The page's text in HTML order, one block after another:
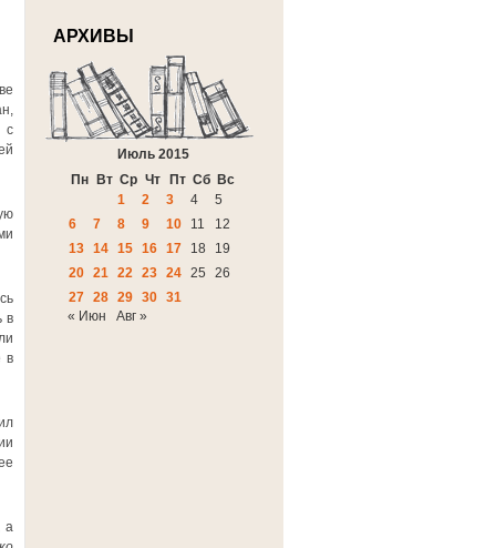
с
в
в
а
АРХИВЫ
Июль 2015
Пн
Вт Ср Чт Пт Сб Вс
1
2 3 4
5
6
7 8 9 10 11
12
13 14 15 16 17 18
19
20 21 22 23 24 25
26
27 28 29 30 31
« Июн
Авг »